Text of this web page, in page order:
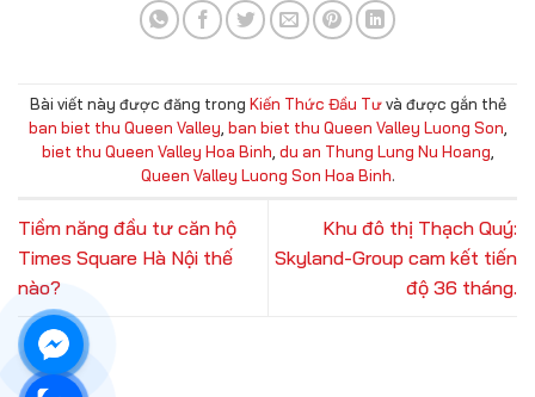
Bài viết này được đăng trong Kiến Thức Đầu Tưvà được gắn thẻ
ban biet thu Queen Valley, ban biet thu Queen Valley Luong Son,
biet thu Queen Valley Hoa Binh, du an Thung Lung Nu Hoang,
Queen Valley Luong Son Hoa Binh.
Tiềm năng đầu tư căn hộ
Times Square Hà Nội thế
nào?
Khu đô thị Thạch Quý:
Skyland-Group cam kết tiến
độ 36 tháng.